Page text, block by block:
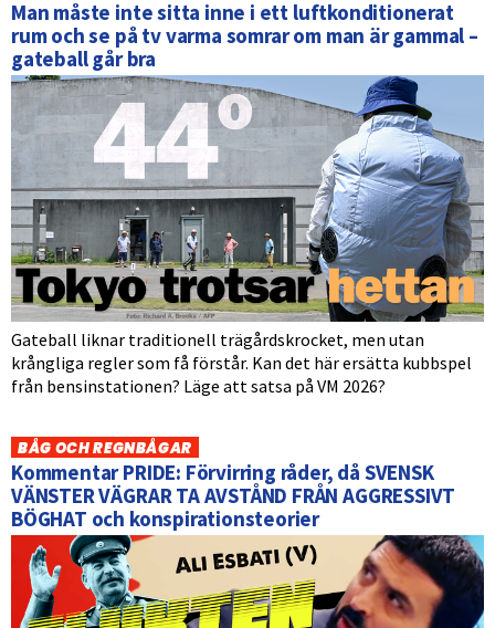
Man måste inte sitta inne i ett luftkonditionerat
rum och se på tv varma somrar om man är gammal –
gateball går bra
Gateball liknar traditionell trägårdskrocket, men utan
krångliga regler som få förstår. Kan det här ersätta kubbspel
från bensinstationen? Läge att satsa på VM 2026?
BÅG OCH REGNBÅGAR
Kommentar PRIDE: Förvirring råder, då SVENSK
VÄNSTER VÄGRAR TA AVSTÅND FRÅN AGGRESSIVT
BÖGHAT och konspirationsteorier